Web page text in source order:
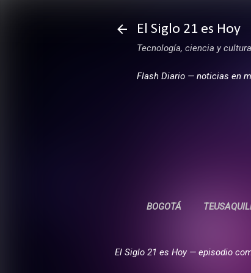
El Siglo 21 es Hoy
Tecnología, ciencia y
Flash Diario — noticias en
BOGOTÁ
El Siglo 21 es Hoy — episodio